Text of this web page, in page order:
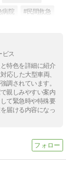
病院 #民間救急
ビス
特色を詳細に紹介
応した大型車両、
調されています。
親しみやすい案内
て緊急時や特殊要
届ける内容になっ